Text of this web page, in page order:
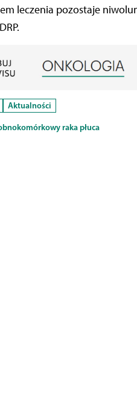
leczenia pozostaje
Aktualności
raka płuca